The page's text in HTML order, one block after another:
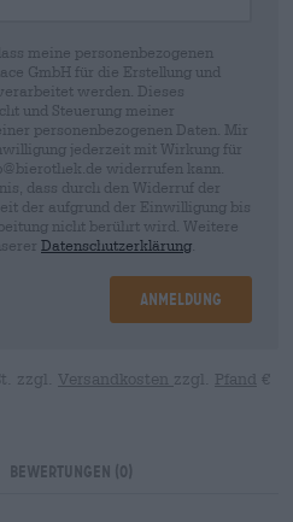
meine personenbezogenen
GmbH für die Erstellung und
werden. Dieses
und Steuerung meiner
personenbezogenen Daten. Mir
jederzeit mit Wirkung für
widerrufen kann.
dass durch den Widerruf der
der aufgrund der Einwilligung bis
nicht berührt wird. Weitere
Datenschutzerklärung
Anmeldung
zzgl. Versandkosten zzgl. Pfand €
Bewertungen (0)